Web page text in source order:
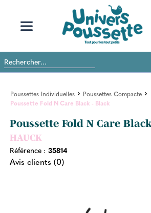
Poussettes Individuelles
Poussettes Compacte
Poussette Fold N Care Black - Black
Poussette Fold N Care
HAUCK
Référence : 35814
Avis clients (0)